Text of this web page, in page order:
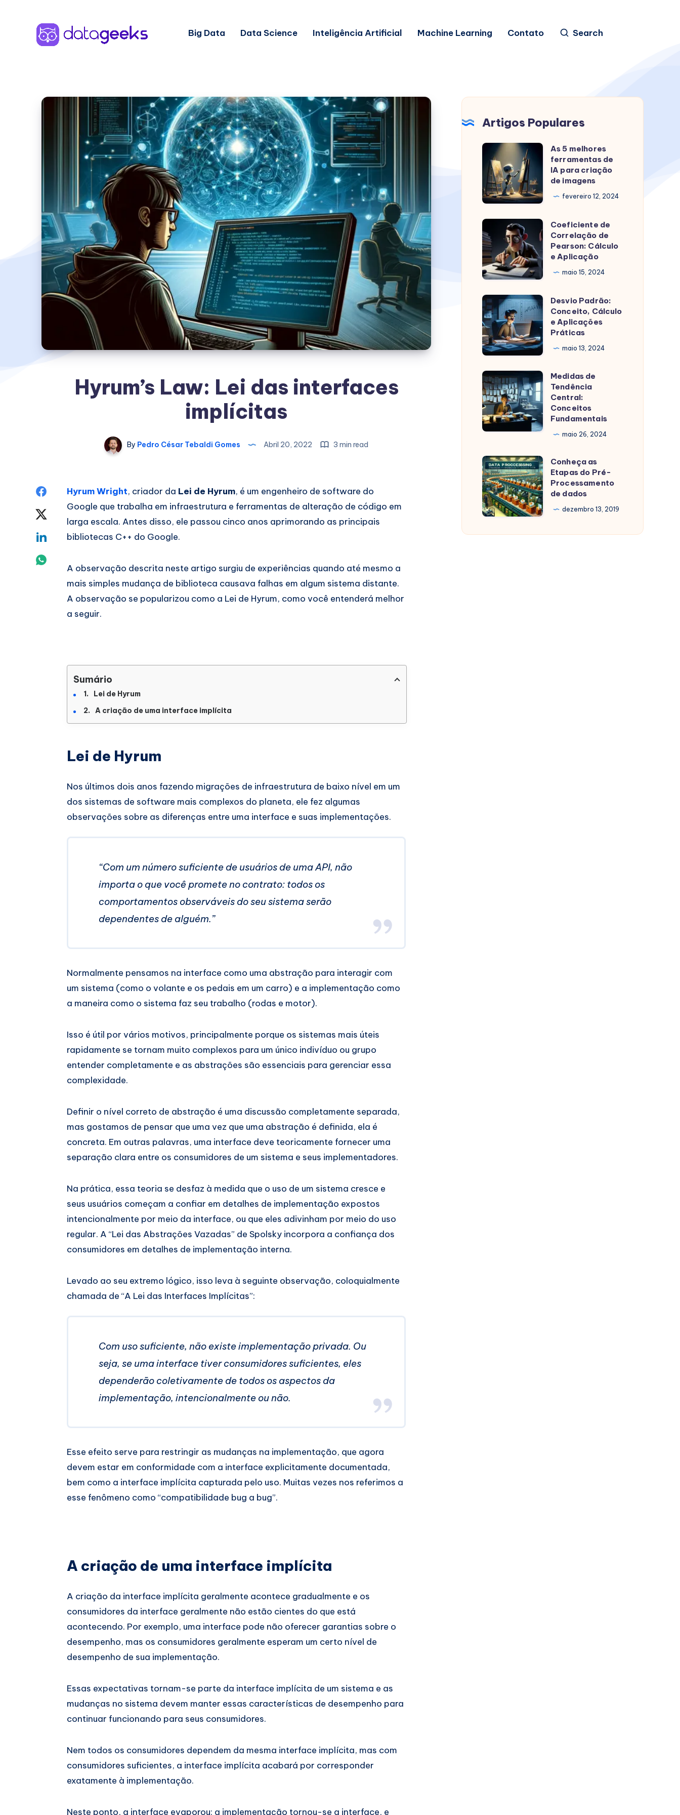
Big Data Data Science Inteligência Artificial Machine Learning Contato Search
Hyrum’s Law: Lei das interfaces
implícitas
By Pedro César Tebaldi Gomes Abril 20, 2022 3 min read
Share
Facebook
Share
Share
Whatsapp
Hyrum Wright, criador da Lei de Hyrum, é um engenheiro de software do
Google que trabalha em infraestrutura e ferramentas de alteração de código em
larga escala. Antes disso, ele passou cinco anos aprimorando as principais
bibliotecas C++ do Google.
A observação descrita neste artigo surgiu de experiências quando até mesmo a
mais simples mudança de biblioteca causava falhas em algum sistema distante.
A observação se popularizou como a Lei de Hyrum, como você entenderá melhor
a seguir.
Sumário
Lei de Hyrum
A criação de uma interface implícita
Lei de Hyrum
Nos últimos dois anos fazendo migrações de infraestrutura de baixo nível em um
dos sistemas de software mais complexos do planeta, ele fez algumas
observações sobre as diferenças entre uma interface e suas implementações.
“Com um número suficiente de usuários de uma API, não
importa o que você promete no contrato: todos os
comportamentos observáveis ​​do seu sistema serão
dependentes de alguém.”
Normalmente pensamos na interface como uma abstração para interagir com
um sistema (como o volante e os pedais em um carro) e a implementação como
a maneira como o sistema faz seu trabalho (rodas e motor).
Isso é útil por vários motivos, principalmente porque os sistemas mais úteis
rapidamente se tornam muito complexos para um único indivíduo ou grupo
entender completamente e as abstrações são essenciais para gerenciar essa
complexidade.
Definir o nível correto de abstração é uma discussão completamente separada,
mas gostamos de pensar que uma vez que uma abstração é definida, ela é
concreta. Em outras palavras, uma interface deve teoricamente fornecer uma
separação clara entre os consumidores de um sistema e seus implementadores.
Na prática, essa teoria se desfaz à medida que o uso de um sistema cresce e
seus usuários começam a confiar em detalhes de implementação expostos
intencionalmente por meio da interface, ou que eles adivinham por meio do uso
regular. A “Lei das Abstrações Vazadas” de Spolsky incorpora a confiança dos
consumidores em detalhes de implementação interna.
Levado ao seu extremo lógico, isso leva à seguinte observação, coloquialmente
chamada de “A Lei das Interfaces Implícitas”:
Com uso suficiente, não existe implementação privada. Ou
seja, se uma interface tiver consumidores suficientes, eles
dependerão coletivamente de todos os aspectos da
implementação, intencionalmente ou não.
Esse efeito serve para restringir as mudanças na implementação, que agora
devem estar em conformidade com a interface explicitamente documentada,
bem como a interface implícita capturada pelo uso. Muitas vezes nos referimos a
esse fenômeno como “compatibilidade bug a bug”.
A criação de uma interface implícita
A criação da interface implícita geralmente acontece gradualmente e os
consumidores da interface geralmente não estão cientes do que está
acontecendo. Por exemplo, uma interface pode não oferecer garantias sobre o
desempenho, mas os consumidores geralmente esperam um certo nível de
desempenho de sua implementação.
Essas expectativas tornam-se parte da interface implícita de um sistema e as
mudanças no sistema devem manter essas características de desempenho para
continuar funcionando para seus consumidores.
Nem todos os consumidores dependem da mesma interface implícita, mas com
consumidores suficientes, a interface implícita acabará por corresponder
exatamente à implementação.
Neste ponto, a interface evaporou: a implementação tornou-se a interface, e
Artigos Populares
As
melhores
ferramentas
de
IA
para
criação
de
imagens
As 5 melhores
ferramentas de
IA para criação
de imagens
fevereiro 12, 2024
Coeficiente
de
Correlação
de
Pearson:
Cálculo
e
Aplicação
Coeficiente de
Correlação de
Pearson: Cálculo
e Aplicação
maio 15, 2024
Desvio
Padrão:
Conceito,
Cálculo
e
Aplicações
Práticas
Desvio Padrão:
Conceito, Cálculo
e Aplicações
Práticas
maio 13, 2024
Medidas
de
Tendência
Central:
Conceitos
Medidas de
Tendência
Central:
Conceitos
Fundamentais
maio 26, 2024
Conheça
as
Etapas
do
Pré-
Processamento
Conheça as
Etapas do Pré-
Processamento
de dados
dezembro 13, 2019